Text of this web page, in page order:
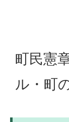
町民憲
ル・町